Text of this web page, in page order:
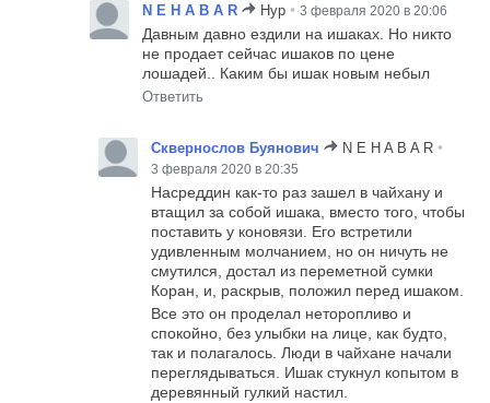
N E H A B A R Нур • 3 февраля 2020 в 20:06
Давным давно ездили на ишаках. Но никто
не продает сейчас ишаков по цене
лошадей.. Каким бы ишак новым небыл
Ответить
Сквернослов Буянович N E H A B A R •
3 февраля 2020 в 20:35
Насреддин как-то раз зашел в чайхану и
втащил за собой ишака, вместо того, чтобы
поставить у коновязи. Его встретили
удивленным молчанием, но он ничуть не
смутился, достал из переметной сумки
Коран, и, раскрыв, положил перед ишаком.
Все это он проделал неторопливо и
спокойно, без улыбки на лице, как будто,
так и полагалось. Люди в чайхане начали
переглядываться. Ишак стукнул копытом в
деревянный гулкий настил.